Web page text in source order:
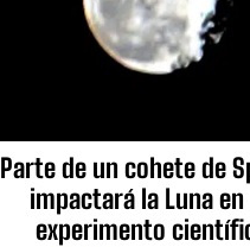
Parte de un cohete de
impactará la Luna en
experimento